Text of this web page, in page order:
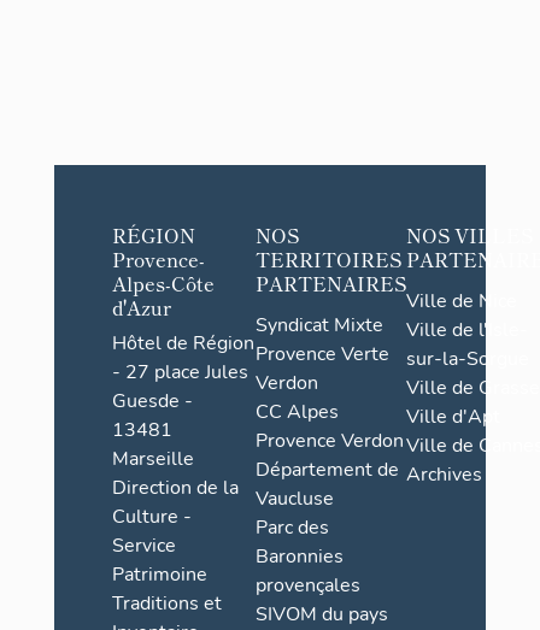
RÉGION
Provence-
Alpes-Côte
d'Azur
Hôtel de Région
- 27 place Jules
Guesde -
13481
Marseille
Direction de la
Culture -
Service
Patrimoine
Traditions et
NOS
TERRITOIRES
PARTENAIRES
Syndicat Mixte
Provence Verte
Verdon
CC Alpes
Provence Verdon
Département de
Vaucluse
Parc des
Baronnies
provençales
SIVOM du pays
NOS VILLES
Ville de Nice
Ville de l'Isle-
sur-la-Sorgue
Ville de Grasse
Ville d'Apt
Ville de
Archives